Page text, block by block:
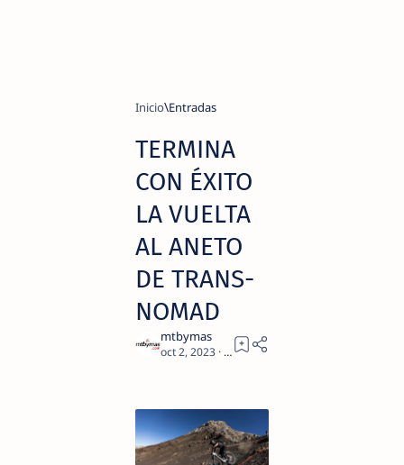
Inicio
TERMINA
CON ÉXITO
LA VUELTA
AL ANETO
DE TRANS-
NOMAD
2